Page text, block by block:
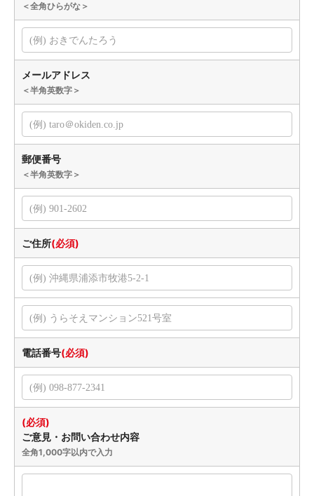
＜全角ひらがな＞
メールアドレス
＜半角英数字＞
郵便番号
＜半角英数字＞
ご住所(必須)
電話番号(必須)
(必須)
ご意見・お問い合わせ内容
全角1,000字以内で入力